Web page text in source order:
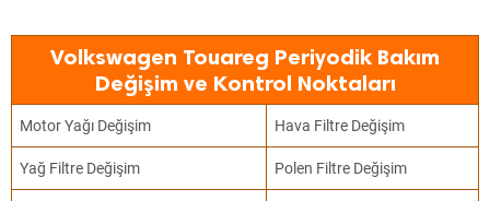
Volkswagen Touareg Periyodik Bakım
Değişim ve Kontrol Noktaları
Motor Yağı Değişim Hava Filtre Değişim
Yağ Filtre Değişim Polen Filtre Değişim